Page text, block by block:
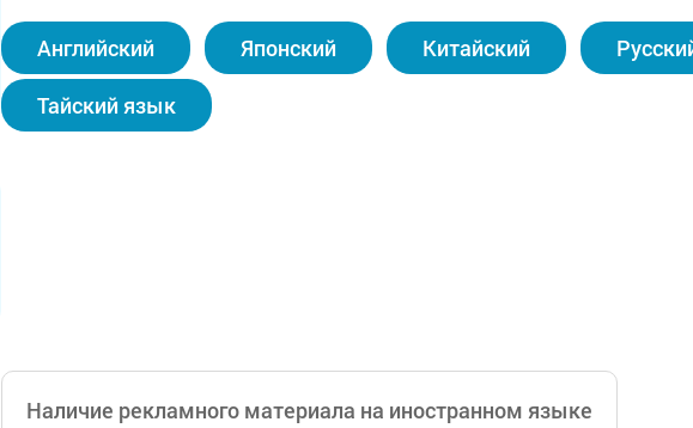
а английском, китайском, японском, русском, вьетнамском,
ечивает безопасное и детальное лечение посредством
ультантами из соответствующих стран.
Английский Японский Китайский
Тайский язык
Наличие рекламного материала на иностранном языке